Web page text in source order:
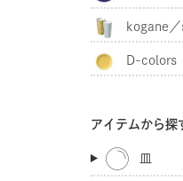
kogane
akaganeD-colors
アイテムから探
皿